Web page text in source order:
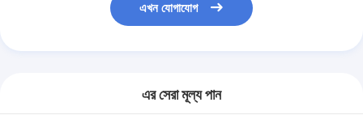
এখন যোগাযোগ
এর সেরা মূল্য পান